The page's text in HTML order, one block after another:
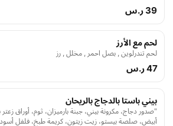
بطاطس، ملح، مرقة الدجاج"
39 ر.س
لحم مع الأرز
لحم تندرلوين , بصل احمر , مخلل , رز
47 ر.س
بيني باستا بالدجاج بالريحان
"صدور دجاج، مكرونة بيني، جبنة بارميزان، ثوم، أوراق
أبيض، صلصة بيستو، زيت زيتون، كريمة طبخ، فلفل